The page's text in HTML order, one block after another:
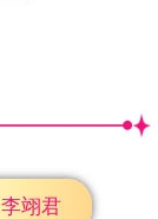
李翊君